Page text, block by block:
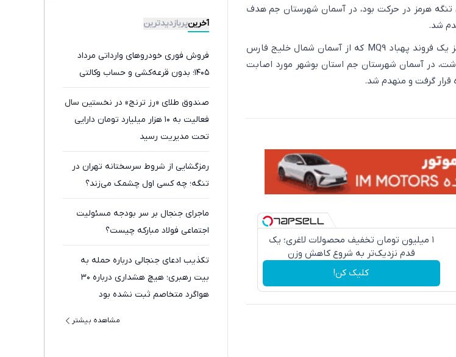
هرمز در حرکت بود، در آسمان شهرستان جم هدف
شد.
در جریان درگیری‌های هوایی جاری در تنگه هرمز یک فروند پهباد MQ9 که از آسمان شمال خلیج فارس
در آسمان شهرستان جم استان بوشهر مورد اصابت
قرار گرفت و منهدم شد.
۱ میلیون تومان تخفیف محصولات لاغری؛ یک
قدم نزدیک‌تر به شروع کاهش وزن
کلیک کن!
آخرینپربازدیدترین
فروش فوری خودروهای وارداتی مرداد
۱۴۰۵؛ بدون قرعه‌کشی و حساب وکالتی
صندوق طلای «رز ترنج» در نخستین سال
فعالیت به ۱۰ هزار میلیارد تومان دارایی
تحت مدیریت رسید
رمزگشایی از شروط سرسختانه تهران در
تنگه؛ چه کسی اول چشمک می‌زند؟
ماجرای جنجال بر سر بودجه مسئولیت
اجتماعی فولاد مبارکه چیست؟
تکذیب ادعای جنجالی درباره حمله به
بیت رهبری؛ هیچ هشداری درباره ۳۰
هواگرد متخاصم ثبت نشده بود
مشاهده بیشتر